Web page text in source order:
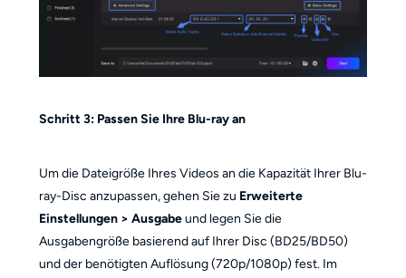
Schritt 3: Passen Sie Ihre Blu-ray an
Um die Dateigröße Ihres Videos an die Kapazität Ihrer Blu-
ray-Disc anzupassen, gehen Sie zu Erweiterte
Einstellungen > Ausgabeund legen Sie die
Ausgabengröße basierend auf Ihrer Disc (BD25/BD50)
und der benötigten Auflösung (720p/1080p) fest. Im